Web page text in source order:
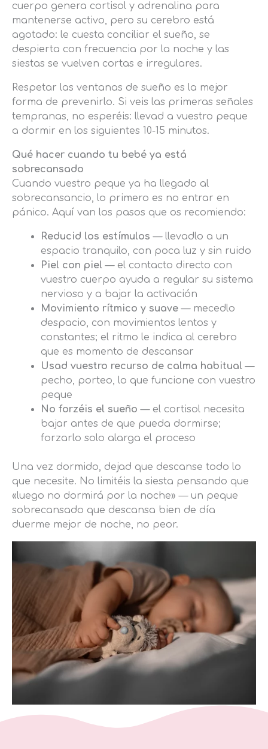
cuerpo genera cortisol y adrenalina para
mantenerse activo, pero su cerebro está
agotado: le cuesta conciliar el sueño, se
despierta con frecuencia por la noche y las
siestas se vuelven cortas e irregulares.
Respetar las ventanas de sueño es la mejor
forma de prevenirlo. Si veis las primeras señales
tempranas, no esperéis: llevad a vuestro peque
a dormir en los siguientes 10-15 minutos.
Qué hacer cuando tu bebé ya está
sobrecansado
Cuando vuestro peque ya ha llegado al
sobrecansancio, lo primero es no entrar en
pánico. Aquí van los pasos que os recomiendo:
Reducid los estímulos — llevadlo a un
espacio tranquilo, con poca luz y sin ruido
Piel con piel — el contacto directo con
vuestro cuerpo ayuda a regular su sistema
nervioso y a bajar la activación
Movimiento rítmico y suave — mecedlo
despacio, con movimientos lentos y
constantes; el ritmo le indica al cerebro
que es momento de descansar
Usad vuestro recurso de calma habitual —
pecho, porteo, lo que funcione con vuestro
peque
No forzéis el sueño — el cortisol necesita
bajar antes de que pueda dormirse;
forzarlo solo alarga el proceso
Una vez dormido, dejad que descanse todo lo
que necesite. No limitéis la siesta pensando que
«luego no dormirá por la noche» — un peque
sobrecansado que descansa bien de día
duerme mejor de noche, no peor.